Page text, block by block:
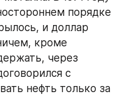
порядке
и доллар
кроме
через
с
нефть только за